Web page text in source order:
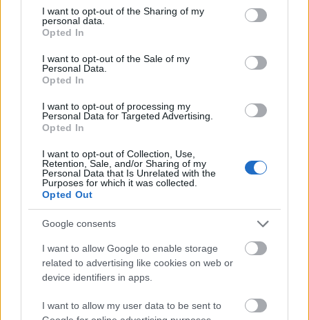
not limited to your visit or usage behaviour. You may click to
grant or deny consent to Google and its third-party tags to
use your data for below specified purposes in below Google
consent section.
I want to opt-out of the Sharing of my
personal data.
Opted In
I want to opt-out of the Sale of my
Personal Data.
Opted In
I want to opt-out of processing my
Personal Data for Targeted Advertising.
Opted In
I want to opt-out of Collection, Use,
Retention, Sale, and/or Sharing of my
Personal Data that Is Unrelated with the
Purposes for which it was collected.
Opted Out
Google consents
I want to allow Google to enable storage
related to advertising like cookies on web or
device identifiers in apps.
I want to allow my user data to be sent to
AJÁNLJUK MÉG
Országos hírek
Kecskeméten is szakirányú továbbképzésekkel erősít a
Gál Ferenc Egyetem
Országos hírek